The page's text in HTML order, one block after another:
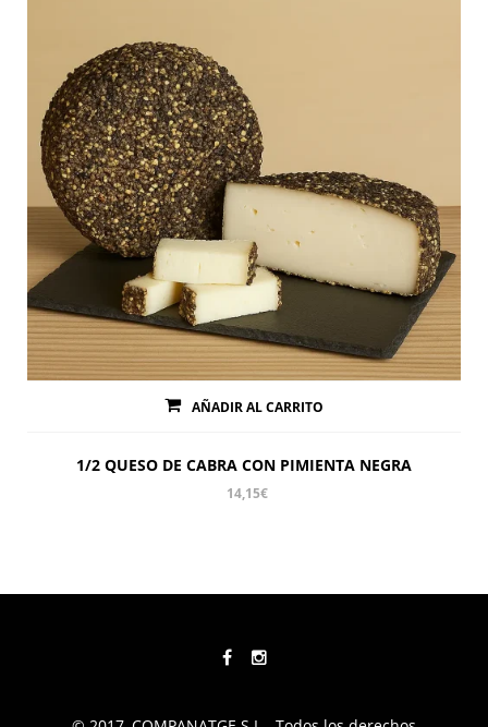
AÑADIR AL CARRITO
1/2 QUESO DE CABRA CON PIMIENTA NEGRA
14,15€